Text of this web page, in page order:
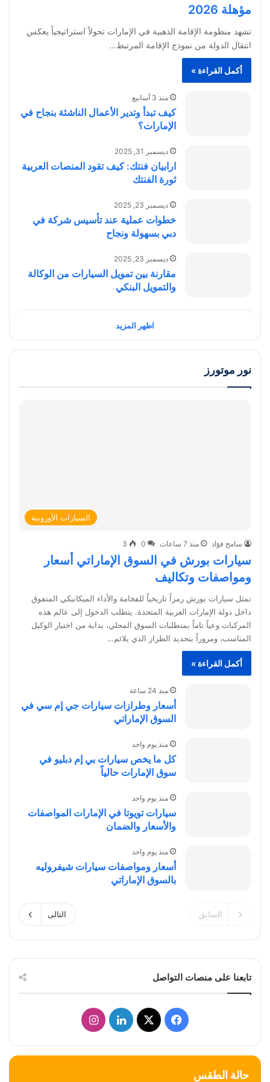
مؤهلة 2026
تشهد منظومة الإقامة الذهبية في الإمارات تحولاً استراتيجياً يعكس
انتقال الدولة من نموذج الإقامة المرتبط…
أكمل القراءة »
منذ 3 أسابيع
كيف تبدأ وتدير الأعمال الناشئة بنجاح في
الإمارات؟
ديسمبر 31, 2025
ارابيان فنتك: كيف تقود المنصات العربية
ثورة الفنتك
ديسمبر 23, 2025
خطوات عملية عند تأسيس شركة في
دبي بسهولة ونجاح
ديسمبر 23, 2025
مقارنة بين تمويل السيارات من الوكالة
والتمويل البنكي
اظهر المزيد
نور موتورز
السيارات الأوروبية
سامح فؤاد منذ 7 ساعات 0
3
سيارات بورش في السوق الإماراتي أسعار
ومواصفات وتكاليف
تمثل سيارات بورش رمزاً تاريخياً للفخامة والأداء الميكانيكي المتفوق
داخل دولة الإمارات العربية المتحدة. يتطلب الدخول إلى عالم هذه
المركبات وعياً تاماً بمتطلبات السوق المحلي، بداية من اختيار الوكيل
المناسب، ومروراً بتحديد الطراز الذي يلائم…
أكمل القراءة »
منذ 24 ساعة
أسعار وطرازات سيارات جي إم سي في
السوق الإماراتي
منذ يوم واحد
كل ما يخص سيارات بي إم دبليو في
سوق الإمارات حالياً
منذ يوم واحد
سيارات تويوتا في الإمارات المواصفات
والأسعار والضمان
منذ يوم واحد
أسعار ومواصفات سيارات شيفروليه
بالسوق الإماراتي
السابق التالى
تابعنا على منصات التواصل
فيسبوك
‫X لينكدإن انستقرام
حالة الطقس